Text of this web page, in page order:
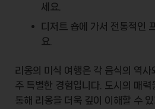
세요.
디저트 숍에 가서 전통적인
요.
리옹의 미식 여행은 각 음식의 역
주 특별한 경험입니다. 도시의 매
통해 리옹을 더욱 깊이 이해할 수